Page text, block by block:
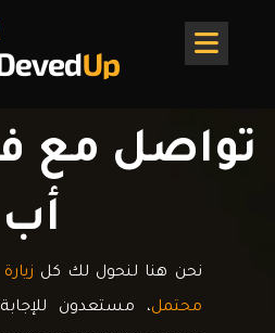
المحتوى
تواصل مع
أب
نحن هنا لنحول لك كل
محتمل، مستعدون